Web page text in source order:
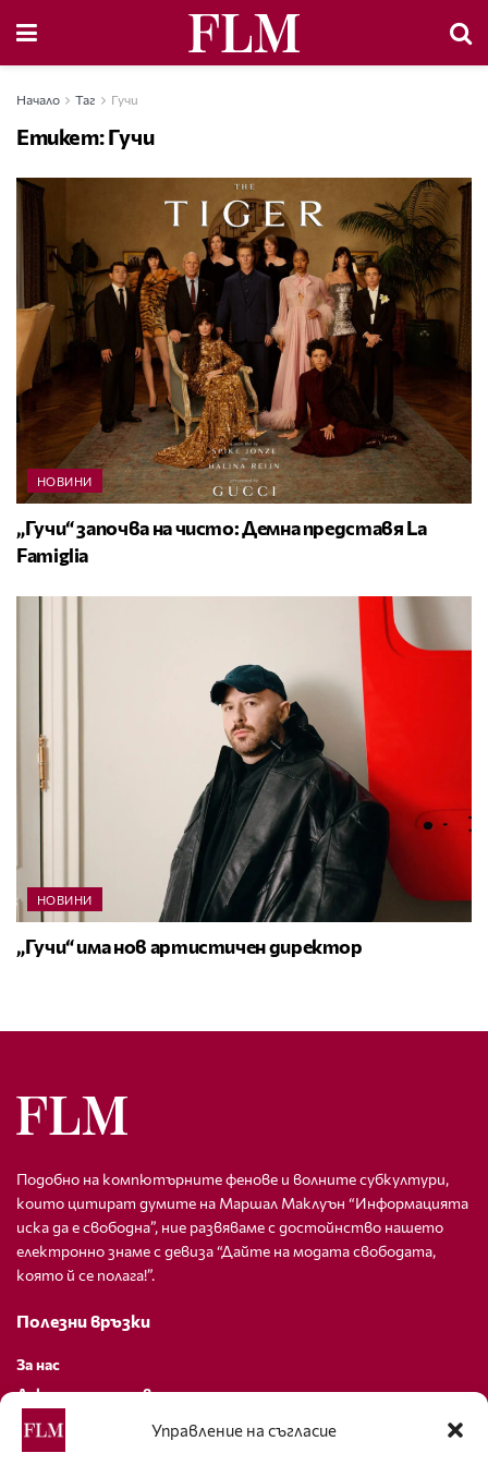
Управление на съгласие
Начало Таг Гучи
Етикет:Гучи
НОВИНИ
„Гучи“ започва на чисто: Демна представя La
Famiglia
НОВИНИ
„Гучи“ има нов артистичен директор
Подобно на компютърните фенове и волните субкултури,
които цитират думите на Маршал Маклуън “Информацията
иска да е свободна”, ние развяваме с достойнство нашето
електронно знаме с девиза “Дайте на модата свободата,
която й се полага!”.
Полезни връзки
За нас
Декларация за поверителност
Политика за бисквитки